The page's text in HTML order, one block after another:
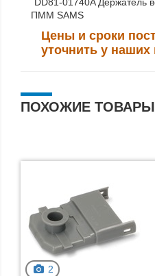
ПММ SAMS
Цены и сроки
уточнить у
ПОХОЖИЕ ТОВАРЫ
2